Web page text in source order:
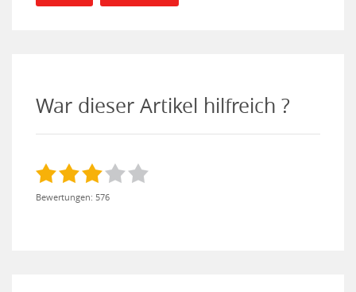
War dieser Artikel hilfreich ?
Bewertungen: 576